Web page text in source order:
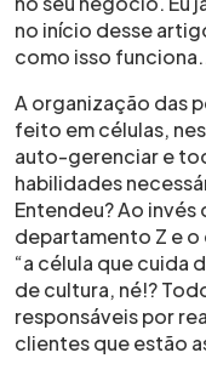
no início desse
como isso
A organização das
feito em células,
auto-gerenciar e
habilidades
Entendeu? Ao
departamento Z e o
“a célula que cuida
de cultura, né!?
responsáveis por
clientes que estão